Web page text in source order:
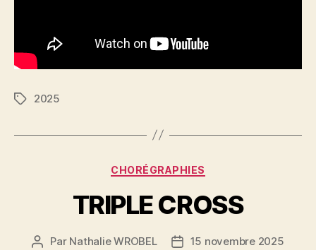
Étiquettes
2025
Catégories
CHORÉGRAPHIES
TRIPLE CROSS
Auteur
Par Nathalie WROBEL
Date15 novembre 2025